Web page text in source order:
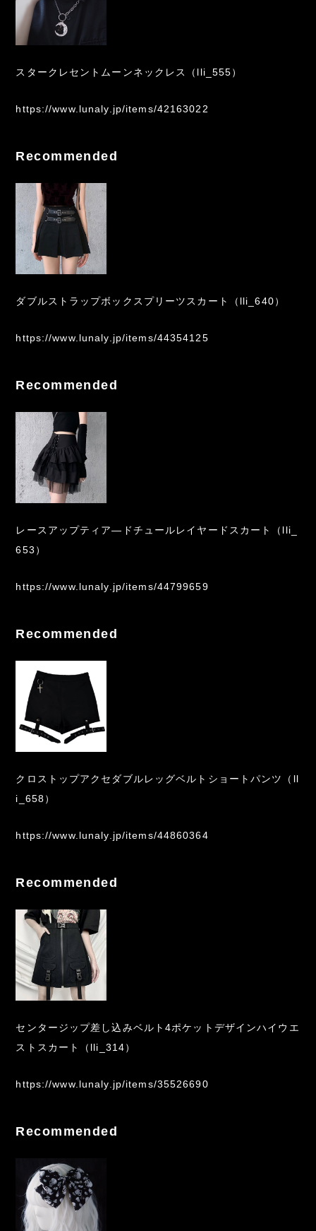
スタークレセントムーンネックレス（lli_555）
https://www.lunaly.jp/items/42163022
Recommended
ダブルストラップボックスプリーツスカート（lli_640）
https://www.lunaly.jp/items/44354125
Recommended
レースアップティア―ドチュールレイヤードスカート（lli_
653）
https://www.lunaly.jp/items/44799659
Recommended
クロストップアクセダブルレッグベルトショートパンツ（ll
i_658）
https://www.lunaly.jp/items/44860364
Recommended
センタージップ差し込みベルト4ポケットデザインハイウエ
ストスカート（lli_314）
https://www.lunaly.jp/items/35526690
Recommended